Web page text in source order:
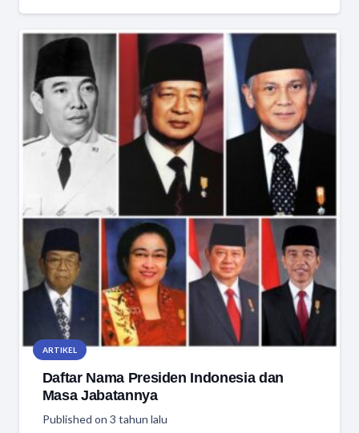
ARTIKEL
Daftar Nama Presiden Indonesia dan
Masa Jabatannya
Published on 3 tahun lalu